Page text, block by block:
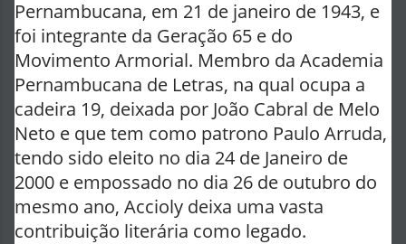
Pernambucana, em 21 de janeiro de 1943, e
foi integrante da Geração 65 e do
Movimento Armorial. Membro da Academia
Pernambucana de Letras, na qual ocupa a
cadeira 19, deixada por João Cabral de Melo
Neto e que tem como patrono Paulo Arruda,
tendo sido eleito no dia 24 de Janeiro de
2000 e empossado no dia 26 de outubro do
mesmo ano, Accioly deixa uma vasta
contribuição literária como legado.